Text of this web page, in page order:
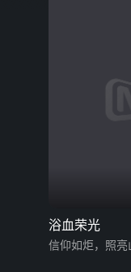
浴血荣光
信仰如炬，照亮